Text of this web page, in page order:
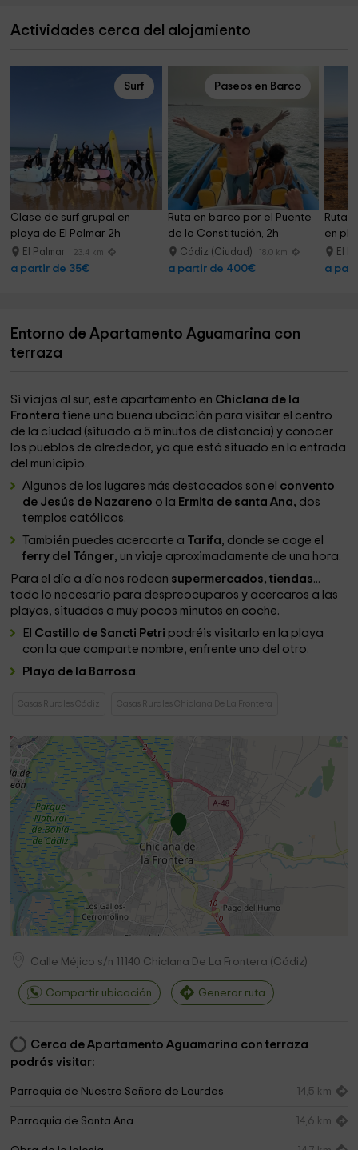
Actividades cerca del alojamiento
Surf
Clase de surf grupal en
playa de El Palmar 2h
El Palmar 23.4 km
a partir de 35€
Paseos en Barco
Ruta en barco por el Puente
de la Constitución, 2h
Cádiz (Ciudad) 18.0 km
a partir de 400€
Ruta
en
El
a
Entorno de Apartamento Aguamarina con
terraza
Si viajas al sur, este apartamento en Chiclana de la
Frontera tiene una buena ubciación para visitar el centro
de la ciudad (situado a 5 minutos de distancia) y conocer
los pueblos de alrededor, ya que está situado en la entrada
del municipio.
Algunos de los lugares más destacados son el convento
de Jesús de Nazareno o la Ermita de santa Ana, dos
templos católicos.
También puedes acercarte a Tarifa, donde se coge el
ferry del Tánger, un viaje aproximadamente de una hora.
Para el día a día nos rodean supermercados, tiendas...
todo lo necesario para despreocuparos y acercaros a las
playas, situadas a muy pocos minutos en coche.
El Castillo de Sancti Petri podréis visitarlo en la playa
con la que comparte nombre, enfrente uno del otro.
Playa de la Barrosa.
Casas Rurales Cádiz Casas Rurales Chiclana De La Frontera
Calle Méjico s/n 11140 Chiclana De La Frontera (Cádiz)
Compartir ubicación Generar ruta
Cerca de Apartamento Aguamarina con terraza
podrás visitar:
Parroquia de Nuestra Señora de Lourdes 14,5 km
Parroquia de Santa Ana 14,6 km